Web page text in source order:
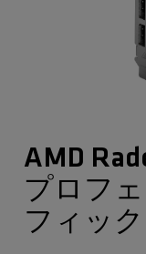
AMD
プロフ
フィッ